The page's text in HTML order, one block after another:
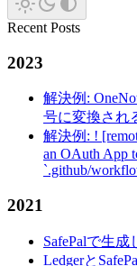
Recent Posts
2023
解決例:
号に変換され
解決例: !
an OAuth App
`.github/
2021
SafePalで生
Ledgerと